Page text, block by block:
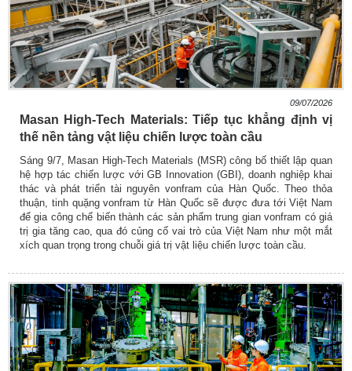
09/07/2026
Masan High-Tech Materials: Tiếp tục khẳng định vị
thế nền tảng vật liệu chiến lược toàn cầu
Sáng 9/7, Masan High-Tech Materials (MSR) công bố thiết lập quan
hệ hợp tác chiến lược với GB Innovation (GBI), doanh nghiệp khai
thác và phát triển tài nguyên vonfram của Hàn Quốc. Theo thỏa
thuận, tinh quặng vonfram từ Hàn Quốc sẽ được đưa tới Việt Nam
để gia công chế biến thành các sản phẩm trung gian vonfram có giá
trị gia tăng cao, qua đó củng cố vai trò của Việt Nam như một mắt
xích quan trọng trong chuỗi giá trị vật liệu chiến lược toàn cầu.